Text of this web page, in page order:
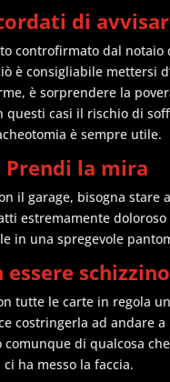
di
controfirmato dal notaio
è consigliabile mettersi
è sorprendere la
questi casi il rischio di
è sempre utile.
Prendi la mira
il garage, bisogna stare
estremamente
in una spregevole
essere
tutte le carte in regola
costringerla ad andare
di qualcosa
ci ha messo la faccia.